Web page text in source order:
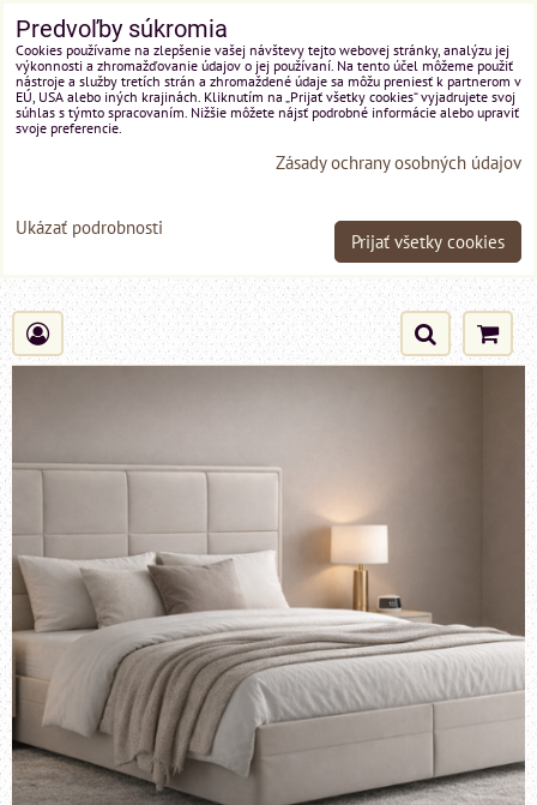
Predvoľby súkromia
Cookies používame na zlepšenie vašej návštevy tejto webovej stránky, analýzu jej
výkonnosti a zhromažďovanie údajov o jej používaní. Na tento účel môžeme použiť
nástroje a služby tretích strán a zhromaždené údaje sa môžu preniesť k partnerom v
EÚ, USA alebo iných krajinách. Kliknutím na „Prijať všetky cookies“ vyjadrujete svoj
súhlas s týmto spracovaním. Nižšie môžete nájsť podrobné informácie alebo upraviť
svoje preferencie.
Zásady ochrany osobných údajov
Ukázať podrobnosti
Prijať všetky cookies